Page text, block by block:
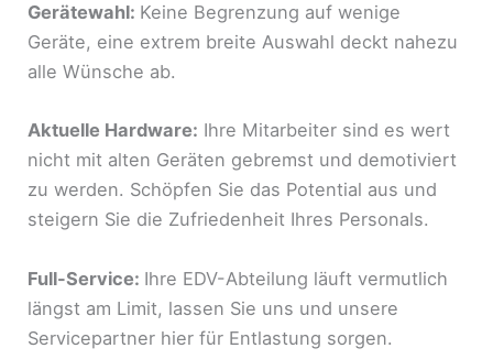
Gerätewahl: Keine Begrenzung auf wenige
Geräte, eine extrem breite Auswahl deckt nahezu
alle Wünsche ab.
Aktuelle Hardware: Ihre Mitarbeiter sind es wert
nicht mit alten Geräten gebremst und demotiviert
zu werden. Schöpfen Sie das Potential aus und
steigern Sie die Zufriedenheit Ihres Personals.
Full-Service: Ihre EDV-Abteilung läuft vermutlich
längst am Limit, lassen Sie uns und unsere
Servicepartner hier für Entlastung sorgen.